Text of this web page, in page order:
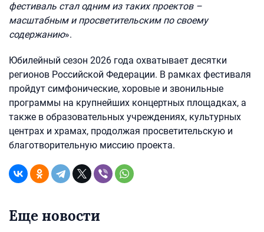
фестиваль стал одним из таких проектов –
масштабным и просветительским по своему
содержанию».
Юбилейный сезон 2026 года охватывает десятки
регионов Российской Федерации. В рамках фестиваля
пройдут симфонические, хоровые и звонильные
программы на крупнейших концертных площадках, а
также в образовательных учреждениях, культурных
центрах и храмах, продолжая просветительскую и
благотворительную миссию проекта.
Еще новости